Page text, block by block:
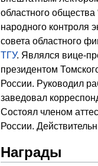
областного общества
народного контроля
совета областного
ТГУ. Являлся вице-
президентом
России. Руководил
заведовал
Состоял членом
России.
Награды